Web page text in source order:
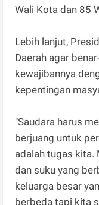
Wali Kota dan 85
Lebih lanjut,
Daerah agar
kewajibannya
kepentingan
"Saudara harus
berjuang untuk
adalah tugas kita.
dan suku yang
keluarga besar
berbeda tapi kita